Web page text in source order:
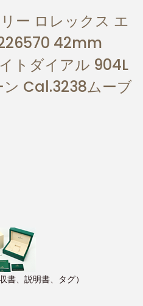
ー ロレックス エ
42mm
トダイアル 904L
Cal.3238ムーブ
書、説明書、タグ）